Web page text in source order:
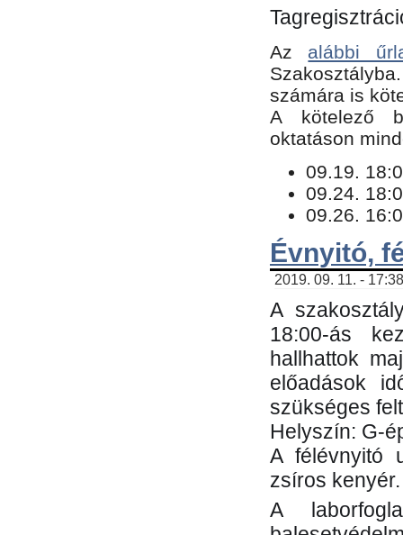
Az alábbi
számára is
​A kötelező
oktatáson
09.19.
09.24.
09.26.
Évnyitó,
2019. 09. 11. -
A
18:00-ás
hallhattok
előadások
szükséges
Helyszín: G-
A félévnyitó
zsíros kenyér.
A